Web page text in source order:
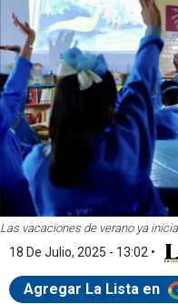
Las vacaciones de verano ya
18 De Julio, 2025 - 13:02 •
Agregar La Lista en